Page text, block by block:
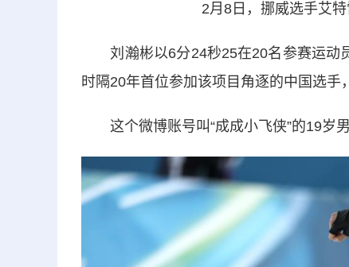
2月8日，挪威选手艾
刘瀚彬以6分24秒25在20名参赛运动
时隔20年首位参加该项目角逐的中国选手
这个微博账号叫“成成小飞侠”的19岁男